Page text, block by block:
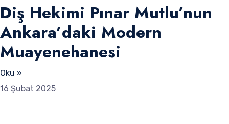
Diş Hekimi Pınar Mutlu’nun
Ankara’daki Modern
Muayenehanesi
Oku »
16 Şubat 2025